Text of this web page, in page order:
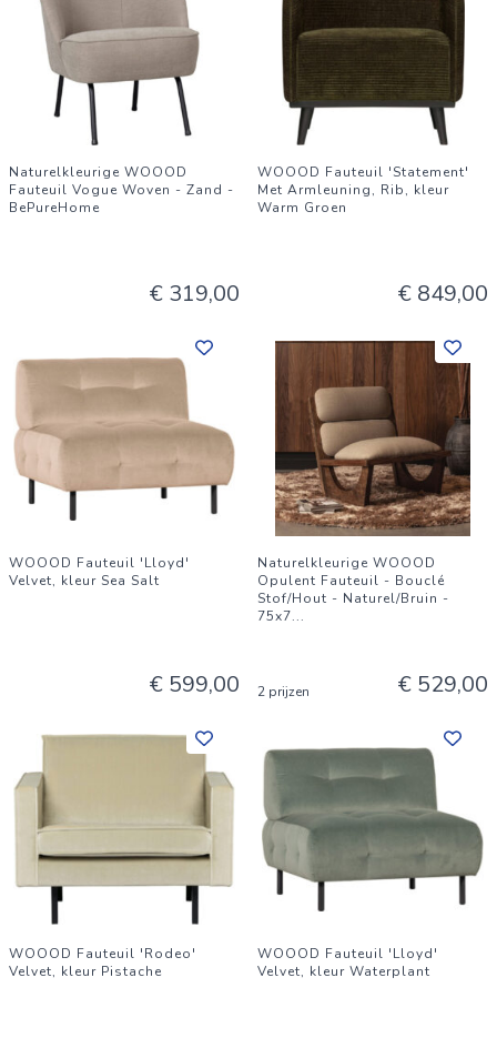
Naturelkleurige WOOOD
Fauteuil Vogue Woven - Zand -
BePureHome
€ 319,00
WOOOD Fauteuil 'Statement'
Met Armleuning, Rib, kleur
Warm Groen
€ 849,00
WOOOD Fauteuil 'Lloyd'
Velvet, kleur Sea Salt
€ 599,00
Naturelkleurige WOOOD
Opulent Fauteuil - Bouclé
Stof/Hout - Naturel/Bruin -
75x7...
2 prijzen € 529,00
WOOOD Fauteuil 'Rodeo'
Velvet, kleur Pistache
WOOOD Fauteuil 'Lloyd'
Velvet, kleur Waterplant